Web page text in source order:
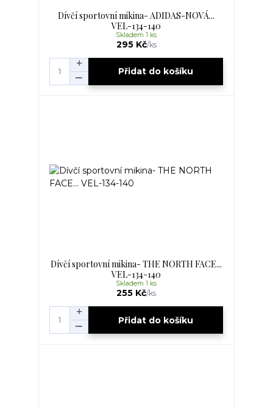
Dívčí sportovní mikina- ADIDAS-NOVÁ...
VEL-134-140
295 Kč/ks
Skladem 1 ks
Přidat do košíku
Dívčí sportovní mikina- THE NORTH FACE...
VEL-134-140
255 Kč/ks
Skladem 1 ks
Přidat do košíku